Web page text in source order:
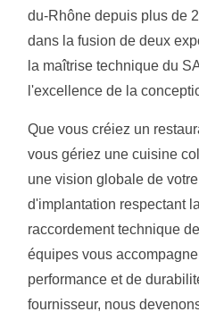
du-Rhône depuis plus de
dans la fusion de deux
la maîtrise technique du
l'excellence de la
Que vous créiez un
vous gériez une cuisine
une vision globale de
d'implantation respectant
raccordement technique
équipes vous
performance et de
fournisseur, nous